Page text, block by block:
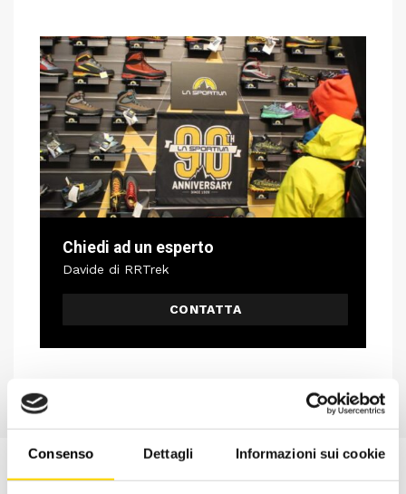
Consenso Dettagli Informazioni sui cookie
Chiedi ad un esperto
Davide di RRTrek
CONTATTA